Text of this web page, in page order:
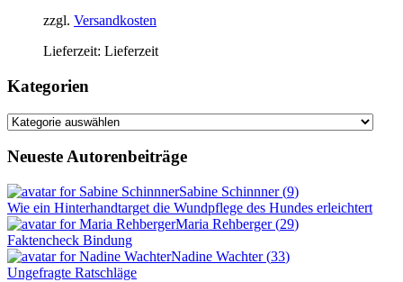
zzgl. Versandkosten
Lieferzeit: Lieferzeit
Kategorien
Kategorien
Neueste Autorenbeiträge
Sabine Schinnner(9)
Wie ein Hinterhandtarget die Wundpflege des Hundes erleichtert
Maria Rehberger(29)
Faktencheck Bindung
Nadine Wachter(33)
Ungefragte Ratschläge